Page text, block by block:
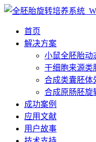
首页
解决方案
小鼠全胚胎动
干细胞来源类
合成类囊胚体
合成原肠胚旋
成功案例
应用文献
用户故事